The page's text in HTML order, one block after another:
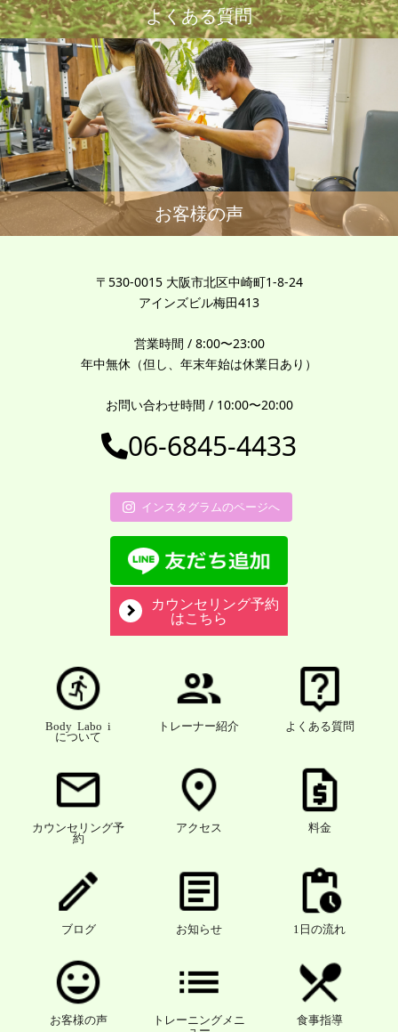
よくある質問
お客様の声
〒530-0015 大阪市北区中崎町1-8-24
アインズビル梅田413
営業時間 / 8:00〜23:00
年中無休（但し、年末年始は休業日あり）
お問い合わせ時間 / 10:00〜20:00
06-6845-4433
インスタグラムのページへ
カウンセリング予約
はこちら
Body Labo i
について
トレーナー紹介 よくある質問
カウンセリング予
約
アクセス 料金
ブログ お知らせ 1日の流れ
お客様の声
トレーニングメニ
食事指導